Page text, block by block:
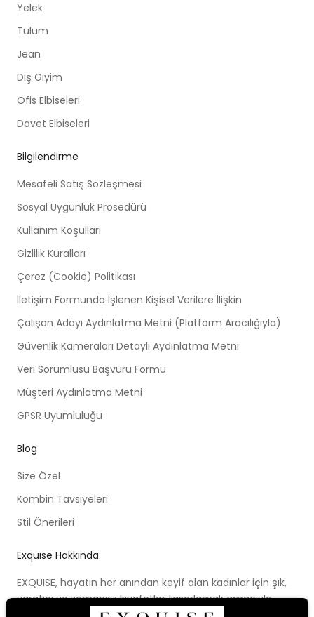
Yelek
Tulum
Jean
Dış Giyim
Ofis Elbiseleri
Davet Elbiseleri
Bilgilendirme
Mesafeli Satış Sözleşmesi
Sosyal Uygunluk Prosedürü
Kullanım Koşulları
Gizlilik Kuralları
Çerez (Cookie) Politikası
İletişim Formunda İşlenen Kişisel Verilere İlişkin
Çalışan Adayı Aydınlatma Metni (Platform Aracılığıyla)
Güvenlik Kameraları Detaylı Aydınlatma Metni
Veri Sorumlusu Başvuru Formu
Müşteri Aydınlatma Metni
GPSR Uyumluluğu
Blog
Size Özel
Kombin Tavsiyeleri
Stil Önerileri
Exquıse Hakkında
EXQUISE, hayatın her anından keyif alan kadınlar için şık,
yaratıcı ve zamansız kıyafetler tasarlamak amacıyla